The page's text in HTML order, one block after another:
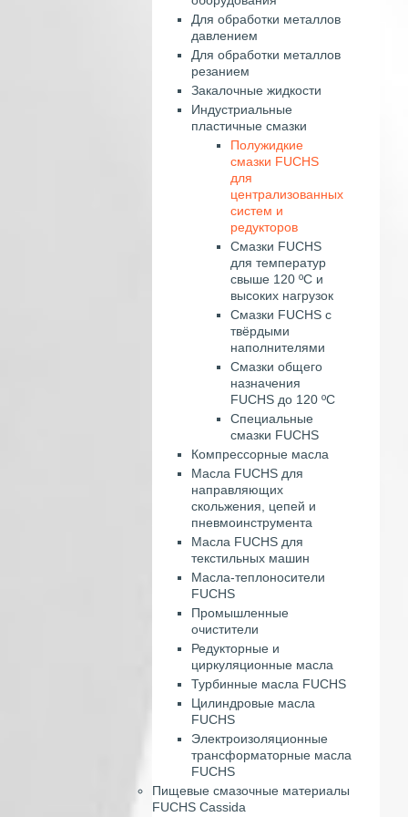
Для обработки металлов
давлением
Для обработки металлов
резанием
Закалочные жидкости
Индустриальные
пластичные смазки
Полужидкие
смазки FUCHS
для
централизованных
систем и
редукторов
Смазки FUCHS
для температур
свыше 120 ºС и
высоких нагрузок
Смазки FUCHS с
твёрдыми
наполнителями
Смазки общего
назначения
FUCHS до 120 ºС
Специальные
смазки FUCHS
Компрессорные масла
Масла FUCHS для
направляющих
скольжения, цепей и
пневмоинструмента
Масла FUCHS для
текстильных машин
Масла-теплоносители
FUCHS
Промышленные
очистители
Редукторные и
циркуляционные масла
Турбинные масла FUCHS
Цилиндровые масла
FUCHS
Электроизоляционные
трансформаторные масла
FUCHS
Пищевые смазочные материалы
FUCHS Cassida